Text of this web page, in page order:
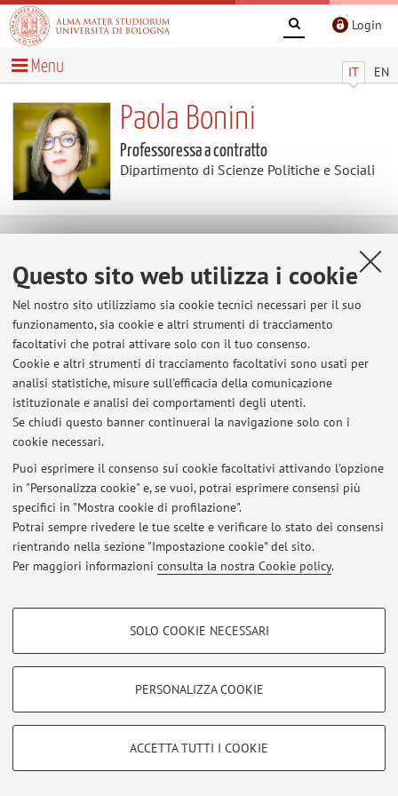
Questo sito web utilizza i cookie
Nel nostro sito utilizziamo sia cookie tecnici necessari per il suo
funzionamento, sia cookie e altri strumenti di tracciamento
facoltativi che potrai attivare solo con il tuo consenso.
Cookie e altri strumenti di tracciamento facoltativi sono usati per
analisi statistiche, misure sull'efficacia della comunicazione
istituzionale e analisi dei comportamenti degli utenti.
Se chiudi questo banner continuerai la navigazione solo con i
cookie necessari.
Puoi esprimere il consenso sui cookie facoltativi attivando l'opzione
in "Personalizza cookie" e, se vuoi, potrai esprimere consensi più
specifici in "Mostra cookie di profilazione".
Potrai sempre rivedere le tue scelte e verificare lo stato dei consensi
rientrando nella sezione "Impostazione cookie" del sito.
Per maggiori informazioni consulta la nostra Cookie policy.
COOKIE DI PROFILAZIONE - FACOLTATIVI
COOKIE TECNICI - NECESSARI
Si tratta di cookie tecnici utilizzati, a titolo esemplificativo, per il corretto
SOLO COOKIE NECESSARI
PERSONALIZZA COOKIE
ACCETTA TUTTI I COOKIE
Login
IT EN
Menu
Paola Bonini
Professoressa a contratto
Dipartimento di Scienze Politiche e Sociali
Insegnamenti
Appelli
d'esame
Appelli d'esame
Al momento non risultano pubblicati appelli d’esame.
Ultimi avvisi
Al momento non sono presenti avvisi.
Accedi tramiteloginper gestire tutti i contenuti del sito.
|Note legali |Impostazioni Cookie